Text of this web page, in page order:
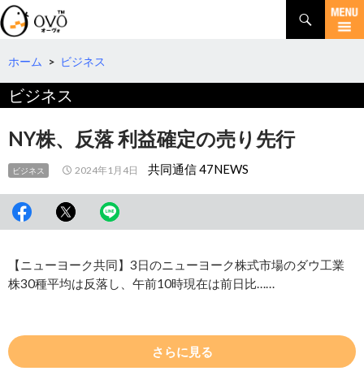
検
索
コ
テ
へ
移
動
ホーム > ビジネス
ビジネス
NY株、反落 利益確定の売り先行
ビジネス 2024年1月4日 共同通信 47NEWS
【ニューヨーク共同】3日のニューヨーク株式市場のダウ工業
株30種平均は反落し、午前10時現在は前日比……
さらに見る